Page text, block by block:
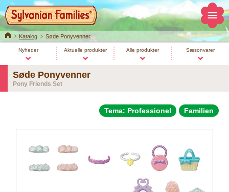
HomeKatalog Søde Ponyvenner
Nyheder Aktuelle produkter Alle produkter Sæsonvarer
Søde Ponyvenner
Pony Friends Set
Tema: Professionel Familien